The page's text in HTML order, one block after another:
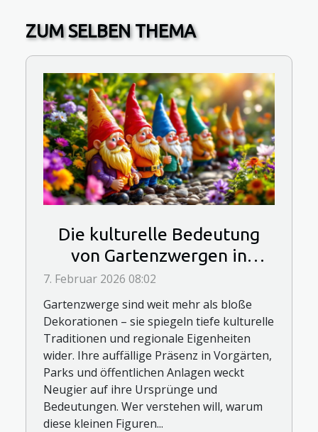
ZUM SELBEN THEMA
Die kulturelle Bedeutung
von Gartenzwergen in
verschiedenen Ländern
7. Februar 2026 08:02
Gartenzwerge sind weit mehr als bloße
Dekorationen – sie spiegeln tiefe kulturelle
Traditionen und regionale Eigenheiten
wider. Ihre auffällige Präsenz in Vorgärten,
Parks und öffentlichen Anlagen weckt
Neugier auf ihre Ursprünge und
Bedeutungen. Wer verstehen will, warum
diese kleinen Figuren...